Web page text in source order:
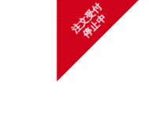
注
文
受
付
停
止
中